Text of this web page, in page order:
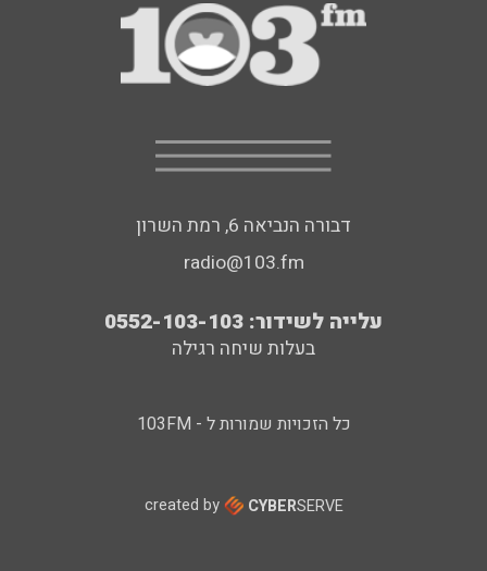
דבורה הנביאה 6, רמת השרון
radio@103.fm
עלייה לשידור: 0552-103-103
בעלות שיחה רגילה
כל הזכויות שמורות ל - 103FM
created by CYBERSERVE